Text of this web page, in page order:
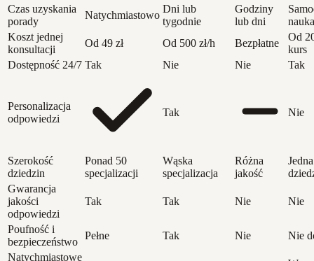
Czas uzyskania
porady
Natychmiastowo
Dni lub
tygodnie
Godziny
lub dni
nauka
Koszt jednej
konsultacji
Od 49 zł Od 500 zł/h Bezpłatne
Od
kurs
Dostępność 24/7 Tak Nie Nie Tak
Personalizacja
odpowiedzi
Tak Nie
Szerokość
dziedzin
Ponad 50
specjalizacji
Wąska
specjalizacja
Różna
jakość
Jedna
Gwarancja
jakości
odpowiedzi
Tak Tak Nie Nie
Poufność i
bezpieczeństwo
Pełne Tak Nie
Nie
Natychmiastowe